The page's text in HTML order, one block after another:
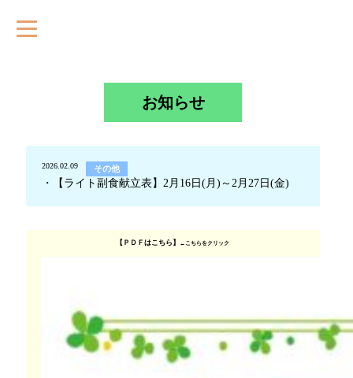
お知らせ
2026.02.09 その他
・【ライト副食献立表】2月16日(月)～2月27日(金)
【ＰＤＦはこちら】 ←こちらをクリック